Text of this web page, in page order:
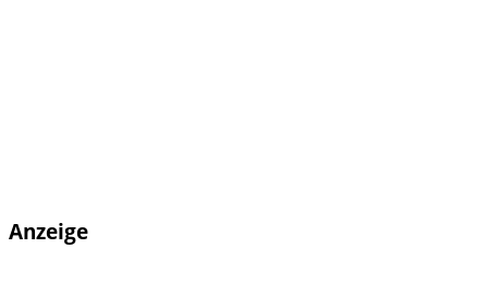
Anzeige